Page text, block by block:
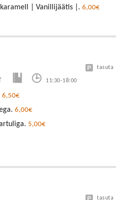
| Vanillijäätis |. 6,00€
11:30-18:00
tasuta
6,50€
6,00€
5,00€
tasuta